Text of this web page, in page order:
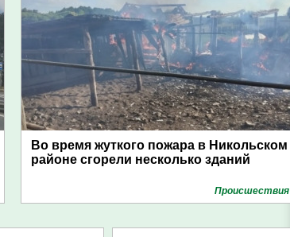
Во время жуткого пожара в Никольском
районе сгорели несколько зданий
Проиcшествия